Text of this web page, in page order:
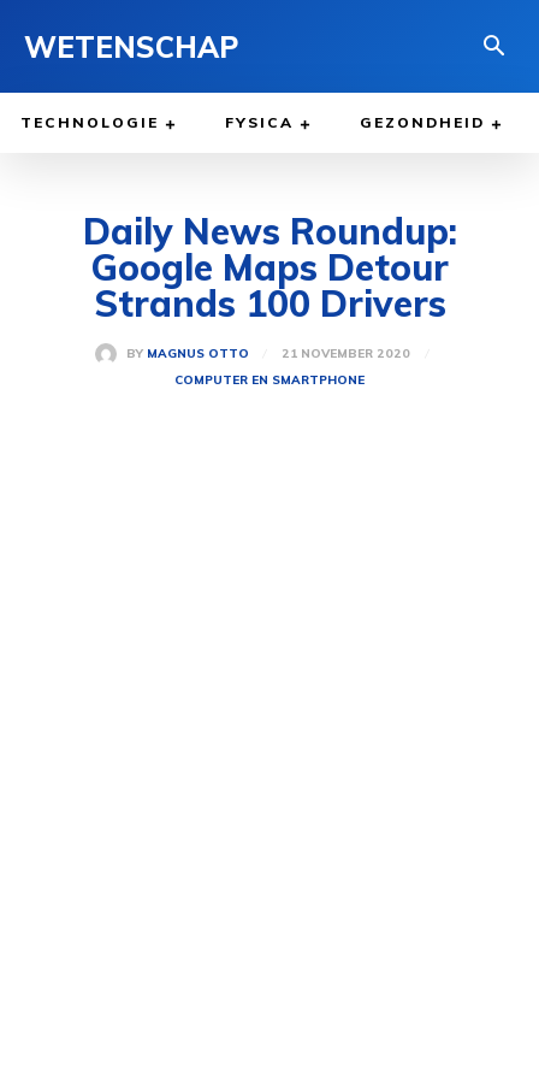
WETENSCHAP
TECHNOLOGIE FYSICA GEZONDHEID
Daily News Roundup:
Google Maps Detour
Strands 100 Drivers
BY MAGNUS OTTO
21 NOVEMBER 2020
COMPUTER EN SMARTPHONE